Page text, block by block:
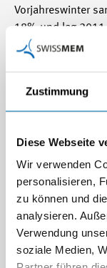
Zustimmung
Diese Webseite
Wir verwenden
personalisieren,
zu können und
analysieren.
Verwendung
soziale Medien,
Vorjahreswinter
18% und lag
langjährigen
Heizöl den
und der
Zusammenarbeit
(EnAW) umgesetzt.
Der langfristige
Rolle von Heizöl
1990 deckte die
Heizöl) noch
einem Verbrauch